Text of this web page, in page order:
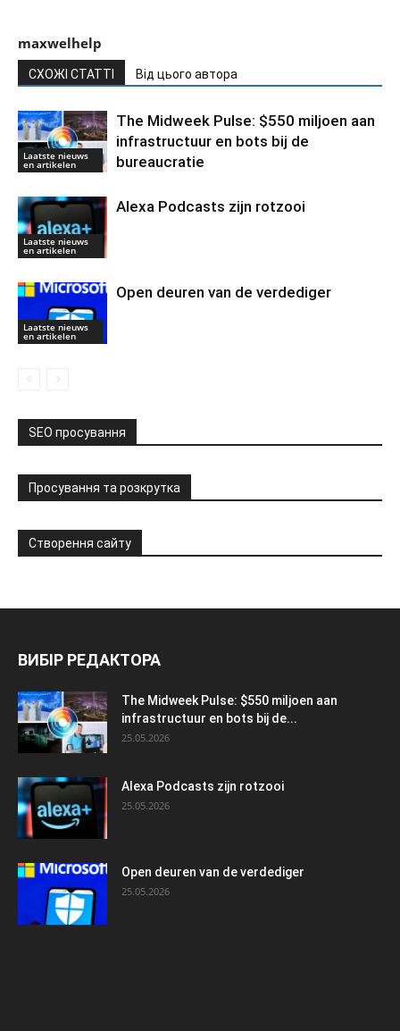
maxwelhelp
СХОЖІ СТАТТІ Від цього автора
Laatste nieuws
en artikelen
The Midweek Pulse: $550 miljoen aan
infrastructuur en bots bij de
bureaucratie
Laatste nieuws
en artikelen
Alexa Podcasts zijn rotzooi
Laatste nieuws
en artikelen
Open deuren van de verdediger
SEO просування
Просування та розкрутка
Створення сайту
ВИБІР РЕДАКТОРА
The Midweek Pulse: $550 miljoen aan
infrastructuur en bots bij de...
25.05.2026
Alexa Podcasts zijn rotzooi
25.05.2026
Open deuren van de verdediger
25.05.2026